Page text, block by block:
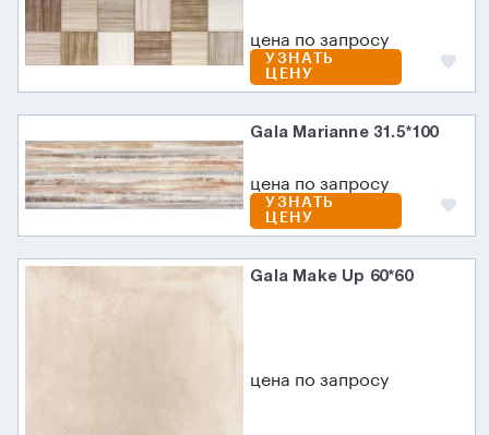
цена по запросу
УЗНАТЬ
ЦЕНУ
Gala Marianne 31.5*100
цена по запросу
УЗНАТЬ
ЦЕНУ
Gala Make Up 60*60
цена по запросу